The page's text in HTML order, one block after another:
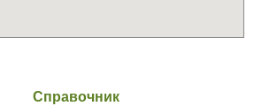
Справочник